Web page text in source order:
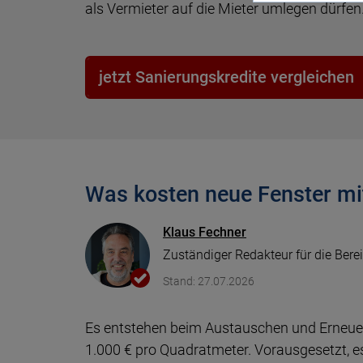
ETF Vergleich
Immobilien Investment
Girokonto Vergleich
Auto-Leasing Vergleich
Kredit
Vergleich
Berufsunfähigkeitsversicherung
Stromanbieter wechseln
Heizstrom Vergleich
Prepaid Vergleich
als Ver­mie­ter auf die Mie­ter um­le­gen
jetzt Sanierungskredite vergleichen
Was kosten neue Fenster
Klaus Fechner
Zuständiger Redakteur für die
Stand: 27.07.2026
Es entstehen beim Austauschen und
1.000 € pro Quadratmeter. Vor­aus­ge­setzt,